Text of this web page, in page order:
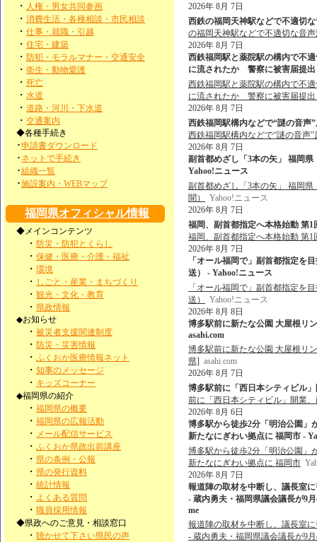
・ 人権・男女共同参画
・ 消費生活・各種相談・市民相談
・ 仕事・就職・引越
・ 住宅・建築
・ 防犯・モラルマナー・交通安全
・ 衛生・動物愛護
・ 死亡
・ 水道
・ 道路・河川・下水道
・ 交通案内
◆各種手続き
･申請書ダウンロード
･ ネットで手続き
･組織一覧
･施設案内・WEBマップ
福岡県オフィシャル情報
◆メインコンテンツ
・ 防災・防犯とくらし
・ 保健・医療・介護・福祉
・ 環境
・ しごと・産業・まちづくり
・ 観光・文化・教育
・ 県政情報
◆お知らせ
・ 被災者支援関連制度
・ 防災・災害情報
・ ふくおか医療情報ネット
・ 知事のメッセージ
・ キッズコーナー
◆福岡県の紹介
・ 福岡県の概要
・ 福岡県の広報活動
・ メール配信サービス
・ ふくおか県政出前講座
・ 県の条例・公報
・ 県の発行資料
・ 統計情報
・ よくある質問
・ 職員採用情報
◆県政へのご意見・相談窓口
・ 聴かせて下さい県民の声
2026年 8月 7日
西鉄の福岡天神駅などで不適切
の福岡天神駅などで不適切な音
2026年 8月 7日
西鉄福岡駅と薬院駅の構内で不
に流されたか 警察に被害届提出
西鉄福岡駅と薬院駅の構内で不
に流されたか 警察に被害届提出
2026年 8月 7日
西鉄福岡駅構内などで“謎の音声
西鉄福岡駅構内などで“謎の音声
2026年 8月 7日
副首都めざし「3本の矢」 福岡
Yahoo!ニュース
副首都めざし「3本の矢」 福岡
聞）
Yahoo!ニュース
2026年 8月 7日
福岡、副首都指定へ本格始動 第
福岡、副首都指定へ本格始動 第
2026年 8月 7日
「オール福岡で」副首都指定を
送） - Yahoo!ニュース
「オール福岡で」副首都指定を
送）
Yahoo!ニュース
2026年 8月 8日
博多駅前に新たな公園 大屋根リ
asahi.com
博多駅前に新たな公園 大屋根リ
県] asahi.com
2026年 8月 7日
博多駅前に「西日本シティビル
前に「西日本シティビル」開業
2026年 8月 6日
博多駅から徒歩2分「明治公園」
新たなにぎわい拠点に 福岡市 -
博多駅から徒歩2分「明治公園」
新たなにぎわい拠点に 福岡市
2026年 8月 7日
報道陣の取材を中断し、議長室
- 蔵内勇夫・福岡県議会議長が9
me
報道陣の取材を中断し、議長室
- 蔵内勇夫・福岡県議会議長が9